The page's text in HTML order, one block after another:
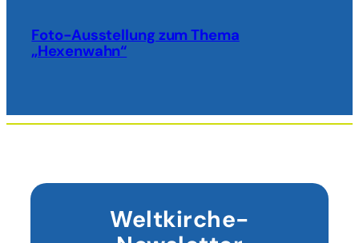
Foto-Ausstellung zum Thema
„Hexenwahn“
Weltkirche-